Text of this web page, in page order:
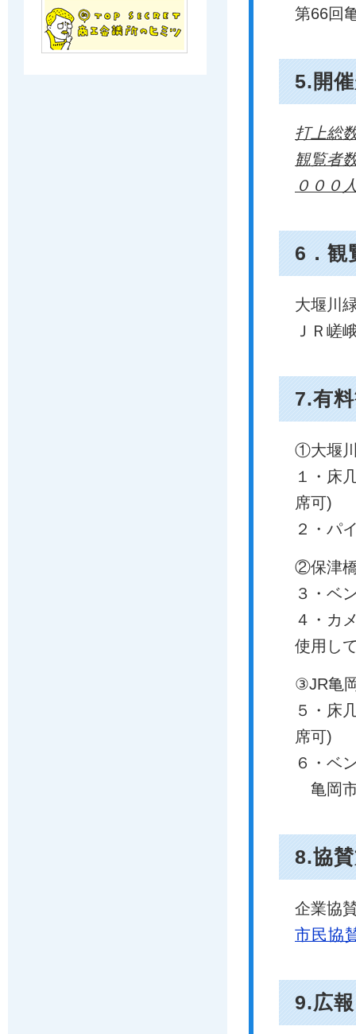
第66回
5.開
打上総
観覧者
０００
6．観
大堰川
ＪＲ嵯
7.有
①大堰
１・床
席可)
２・パ
②保津
３・ベ
４・カ
使用し
③JR亀
５・床
席可)
６・ベ
亀岡
8.協
企業協
市民協
9.広報